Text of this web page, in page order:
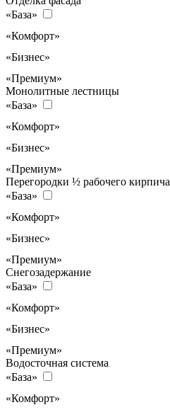
«База»
«Комфорт»
«Бизнес»
«Премиум»
Монолитные лестницы
«База»
«Комфорт»
«Бизнес»
«Премиум»
Перегородки ½ рабочего кирпича
«База»
«Комфорт»
«Бизнес»
«Премиум»
Снегозадержание
«База»
«Комфорт»
«Бизнес»
«Премиум»
Водосточная система
«База»
«Комфорт»